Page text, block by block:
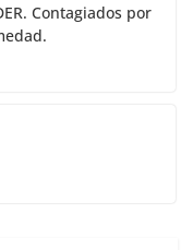
Contagiados por